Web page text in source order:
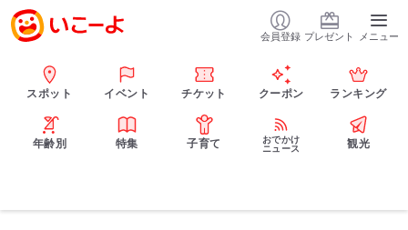
会員登録 プレゼント メニュー
スポット イベント チケット クーポン ランキング
年齢別 特集 子育て
おでかけ
ニュース
観光